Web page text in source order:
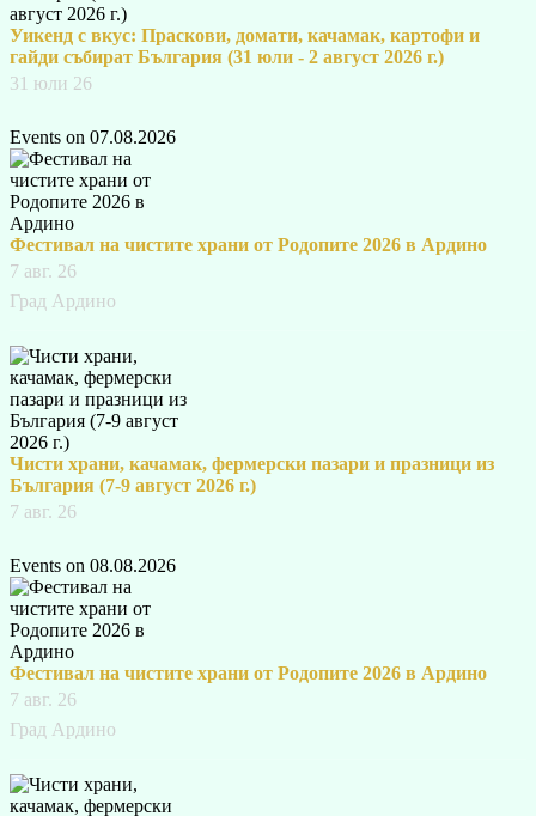
Уикенд с вкус: Праскови, домати, качамак, картофи и
гайди събират България (31 юли - 2 август 2026 г.)
31 юли 26
Events on 07.08.2026
Фестивал на чистите храни от Родопите 2026 в Ардино
7 авг. 26
Град Ардино
Чисти храни, качамак, фермерски пазари и празници из
България (7-9 август 2026 г.)
7 авг. 26
Events on 08.08.2026
Фестивал на чистите храни от Родопите 2026 в Ардино
7 авг. 26
Град Ардино